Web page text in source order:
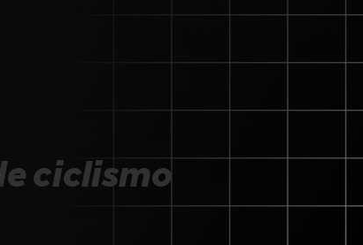
ciclismo